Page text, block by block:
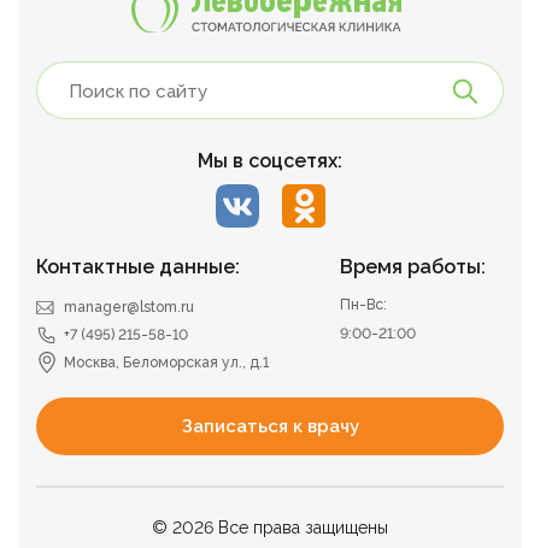
Время работы:
Пн-Вс:
9:00-21:00
Контактные данные:
manager@lstom.ru
+7 (495) 215-58-10
Москва, Беломорская ул., д.1
Мы в соцсетях:
Записаться к врачу
© 2026 Все права защищены